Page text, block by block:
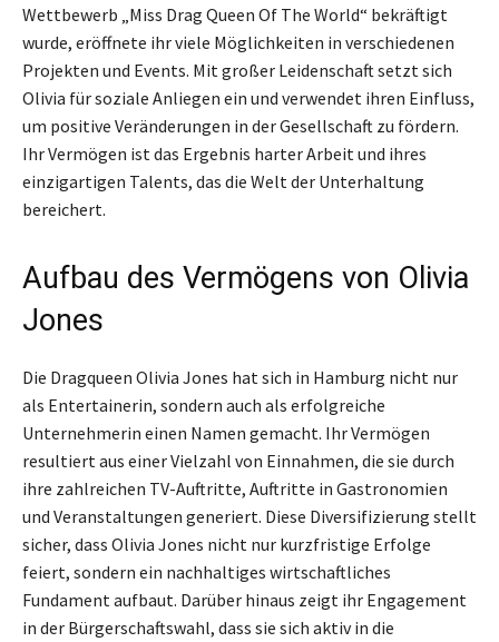
Wettbewerb „Miss Drag Queen Of The World“ bekräftigt
wurde, eröffnete ihr viele Möglichkeiten in verschiedenen
Projekten und Events. Mit großer Leidenschaft setzt sich
Olivia für soziale Anliegen ein und verwendet ihren Einfluss,
um positive Veränderungen in der Gesellschaft zu fördern.
Ihr Vermögen ist das Ergebnis harter Arbeit und ihres
einzigartigen Talents, das die Welt der Unterhaltung
bereichert.
Aufbau des Vermögens von Olivia
Jones
Die Dragqueen Olivia Jones hat sich in Hamburg nicht nur
als Entertainerin, sondern auch als erfolgreiche
Unternehmerin einen Namen gemacht. Ihr Vermögen
resultiert aus einer Vielzahl von Einnahmen, die sie durch
ihre zahlreichen TV-Auftritte, Auftritte in Gastronomien
und Veranstaltungen generiert. Diese Diversifizierung stellt
sicher, dass Olivia Jones nicht nur kurzfristige Erfolge
feiert, sondern ein nachhaltiges wirtschaftliches
Fundament aufbaut. Darüber hinaus zeigt ihr Engagement
in der Bürgerschaftswahl, dass sie sich aktiv in die